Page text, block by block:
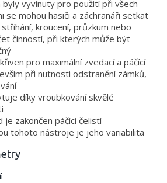
vyvinuty pro použití při všech
se mohou hasiči a záchranáři setkat
kroucení, průzkum nebo
činností, při kterých může být
pro maximální zvedací a páčící
při nutnosti odstranění zámků,
díky vroubkování skvělé
je zakončen páčící čelistí
tohoto nástroje je jeho variabilita